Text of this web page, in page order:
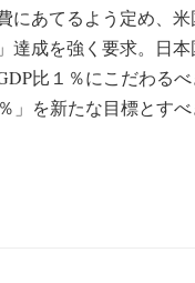
にあてるよう定め、
達成を強く要求。日本
比１％にこだわる
」を新たな目標とす